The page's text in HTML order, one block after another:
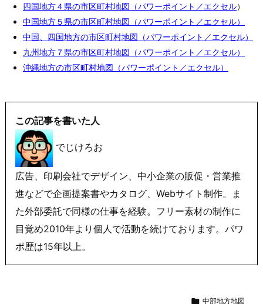
四国地方４県の市区町村地図（パワーポイント／エクセル）
中国地方５県の市区町村地図（パワーポイント／エクセル）
中国、四国地方の市区町村地図（パワーポイント／エクセル）
九州地方７県の市区町村地図（パワーポイント／エクセル）
沖縄地方の市区町村地図（パワーポイント／エクセル）
この記事を書いた人
でじけろお
広告、印刷会社でデザイン、中小企業の販促・営業推
進などで企画提案書やカタログ、Webサイト制作。ま
た外部委託で同様の仕事を経験。フリー素材の制作に
目覚め2010年より個人で活動を続けております。パワ
ポ歴は15年以上。
 中部地方地図